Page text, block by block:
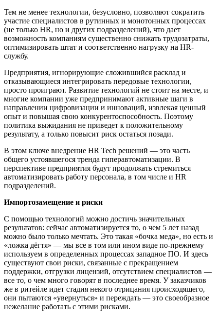
Тем не менее технологии, безусловно, позволяют сократить
участие специалистов в рутинных и монотонных процессах
(не только HR, но и других подразделений), что дает
возможность компаниям существенно снижать трудозатраты,
оптимизировать штат и соответственно нагрузку на HR-
службу.
Предприятия, игнорирующие сложившийся расклад и
отказывающиеся интегрировать передовые технологии,
просто проиграют. Развитие технологий не стоит на месте, и
многие компании уже предпринимают активные шаги в
направлении цифровизации и инноваций, извлекая ценный
опыт и повышая свою конкурентоспособность. Поэтому
политика выжидания не приведет к положительному
результату, а только повысит риск остаться позади.
В этом ключе внедрение HR Tech решений — это часть
общего устоявшегося тренда гиперавтоматизации. В
перспективе предприятия будут продолжать стремиться
автоматизировать работу персонала, в том числе и HR
подразделений.
Импортозамещение и риски
С помощью технологий можно достичь значительных
результатов: сейчас автоматизируется то, о чем 5 лет назад
можно было только мечтать. Это такая «бочка меда», но есть и
«ложка дёгтя» — мы все в том или ином виде по-прежнему
используем в определенных процессах западное ПО. И здесь
существуют свои риски, связанные с прекращением
поддержки, отгрузки лицензий, отсутствием специалистов —
все то, о чем много говорят в последнее время. У заказчиков
же в ритейле идет стадия некого отрицания происходящего,
они пытаются «увернуться» и переждать — это своеобразное
нежелание работать с этими рисками.